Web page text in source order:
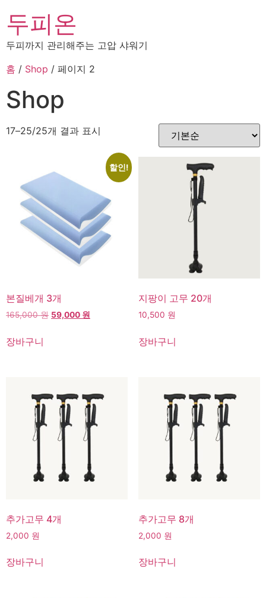
두피온
두피까지 관리해주는 고압 샤워기
홈 / Shop / 페이지 2
Shop
17–25/25개 결과 표시
할인!
본질베개 3개
165,000원 59,000 원
장바구니
지팡이 고무 20개
10,500 원
장바구니
추가고무 4개
2,000 원
장바구니
추가고무 8개
2,000 원
장바구니